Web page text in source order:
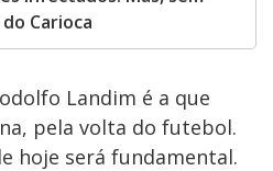
Carioca
Landim é a que
pela volta do futebol.
hoje será fundamental.